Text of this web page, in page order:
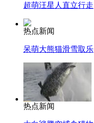
超萌汪星人直立行走
热点新闻
呆萌大熊猫滑雪取乐
热点新闻